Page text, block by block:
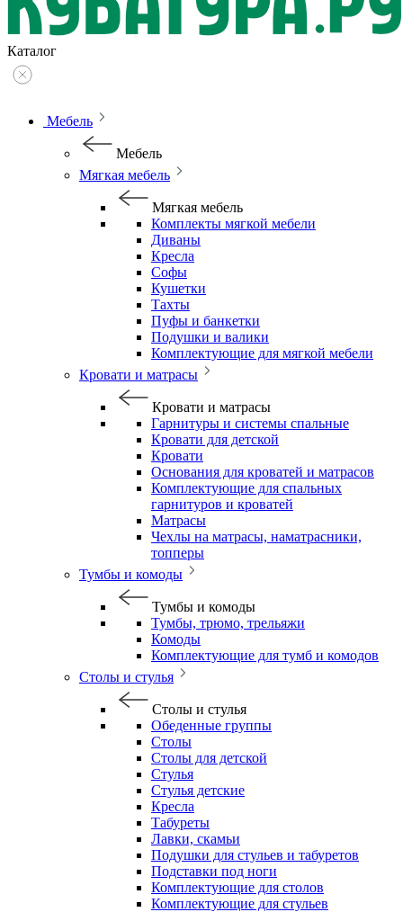
Каталог
Мебель
Мебель
Мягкая мебель
Мягкая мебель
Комплекты мягкой мебели
Диваны
Кресла
Софы
Кушетки
Тахты
Пуфы и банкетки
Подушки и валики
Комплектующие для мягкой мебели
Кровати и матрасы
Кровати и матрасы
Гарнитуры и системы спальные
Кровати для детской
Кровати
Основания для кроватей и матрасов
Комплектующие для спальных
гарнитуров и кроватей
Матрасы
Чехлы на матрасы, наматрасники,
топперы
Тумбы и комоды
Тумбы и комоды
Тумбы, трюмо, трельяжи
Комоды
Комплектующие для тумб и комодов
Столы и стулья
Столы и стулья
Обеденные группы
Столы
Столы для детской
Стулья
Стулья детские
Кресла
Табуреты
Лавки, скамьи
Подушки для стульев и табуретов
Подставки под ноги
Комплектующие для столов
Комплектующие для стульев